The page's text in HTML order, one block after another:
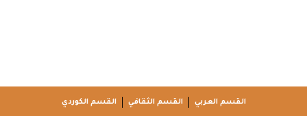
القسم العربي القسم الثقافي القسم الكوردي